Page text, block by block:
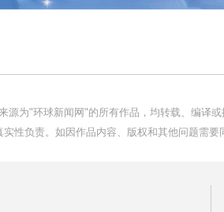
源为"环球新闻网"的所有作品，均转载、编译
性负责。如因作品内容、版权和其他问题需